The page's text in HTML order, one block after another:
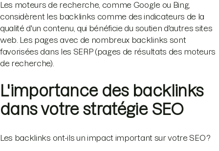
Les moteurs de recherche, comme Google ou Bing,
considèrent les backlinks comme des indicateurs de la
qualité d'un contenu, qui bénéficie du soutien d'autres sites
web. Les pages avec de nombreux backlinks sont
favorisées dans les SERP (pages de résultats des moteurs
de recherche).
L'importance des backlinks
dans votre stratégie SEO
Les backlinks ont-ils un impact important sur votre SEO ?